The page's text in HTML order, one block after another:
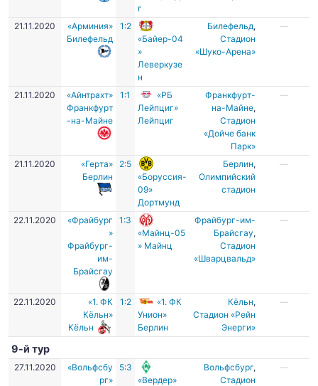
г
21.11.2020
«Арминия»
Билефельд
1:2
«Байер-04
»
Леверкузе
н
Билефельд,
Стадион
«Шуко-Арена»
—
21.11.2020
«Айнтрахт»
Франкфурт
-на-Майне
1:1
«РБ
Лейпциг»
Лейпциг
Франкфурт-
на-Майне,
Стадион
«Дойче банк
Парк»
—
21.11.2020
«Герта»
Берлин
2:5
«Боруссия-
09»
Дортмунд
Берлин,
Олимпийский
стадион
—
22.11.2020
«Фрайбург
»
Фрайбург-
им-
Брайсгау
1:3
«Майнц-05
» Майнц
Фрайбург-им-
Брайсгау,
Стадион
«Шварцвальд»
—
22.11.2020
«1. ФК
Кёльн»
Кёльн
1:2
«1. ФК
Унион»
Берлин
Кёльн,
Стадион «Рейн
Энерги»
—
9-й тур
27.11.2020
«Вольфсбу
рг»
5:3
«Вердер»
Вольфсбург,
Стадион
—